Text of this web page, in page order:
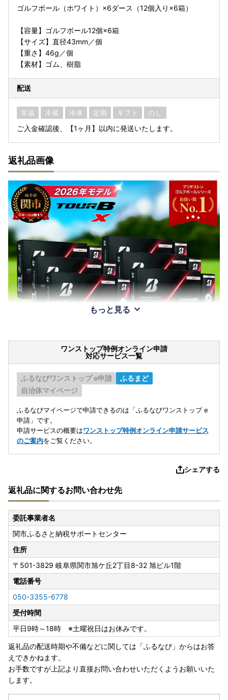
ゴルフボール（ホワイト）×6ダース（12個入り×6箱）
【容量】ゴルフボール12個×6箱
【サイズ】直径43mm／個
【重さ】46g／個
【素材】ゴム、樹脂
配送
常温 冷蔵 冷凍 定期 ギフト のし
ご入金確認後、【1ヶ月】以内に発送いたします。
返礼品画像
もっと見る
ワンストップ特例オンライン申請
対応サービス一覧
ふるなびワンストップ e申請
ふるまど
自治体マイページ
ふるなびマイページで申請できるのは「ふるなびワンストップ e
申請」です。
申請サービスの概要はワンストップ特例オンライン申請サービス
のご案内をご覧ください。
シェアする
返礼品に関するお問い合わせ先
委託事業者名
関市ふるさと納税サポートセンター
住所
〒501-3829 岐阜県関市旭ケ丘2丁目8-32 旭ビル1階
電話番号
050-3355-6778
受付時間
平日9時～18時 ※土曜祝日はお休みです。
返礼品の配送時期や不備などに関しては「ふるなび」からはお答
えできかねます。
お手数ですが上記より直接お問い合わせいただくようお願いいた
します。